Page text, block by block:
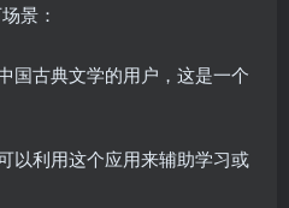
景：
国古典文学的用户，这是一个
以利用这个应用来辅助学习或